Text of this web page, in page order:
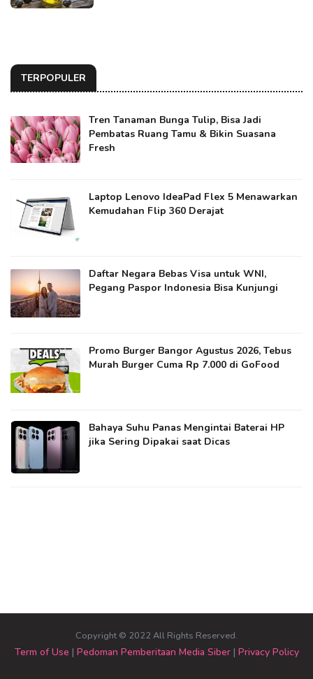
TERPOPULER
Tren Tanaman Bunga Tulip, Bisa Jadi
Pembatas Ruang Tamu & Bikin Suasana
Fresh
Laptop Lenovo IdeaPad Flex 5 Menawarkan
Kemudahan Flip 360 Derajat
Daftar Negara Bebas Visa untuk WNI,
Pegang Paspor Indonesia Bisa Kunjungi
Promo Burger Bangor Agustus 2026, Tebus
Murah Burger Cuma Rp 7.000 di GoFood
Bahaya Suhu Panas Mengintai Baterai HP
jika Sering Dipakai saat Dicas
Copyright © 2022 All Rights Reserved.
Term of Use | Pedoman Pemberitaan Media Siber| Privacy Policy